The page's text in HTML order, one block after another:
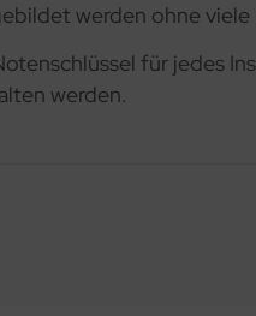
werden ohne
für jedes
werden.